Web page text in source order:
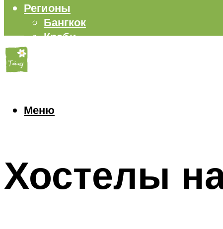
Регионы
Бангкок
Краби
Еда
Меню
Меню
Хостелы